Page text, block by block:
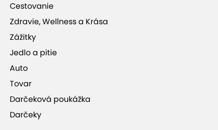
Cestovanie
Zdravie, Wellness a Krása
Zážitky
Jedlo a pitie
Auto
Tovar
Darčeková poukážka
Darčeky